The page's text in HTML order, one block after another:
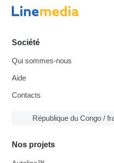
Société
Qui sommes-nous
Aide
Contacts
République du Congo /
Nos projets